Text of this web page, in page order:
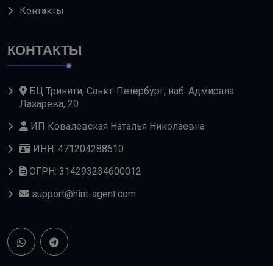
Контакты
КОНТАКТЫ
БЦ Тринити, Санкт-Петербург, наб. Адмирала
Лазарева, 20
ИП Ковалевская Наталья Николаевна
ИНН: 471204288610
ОГРН: 314293234600012
support@hint-agent.com